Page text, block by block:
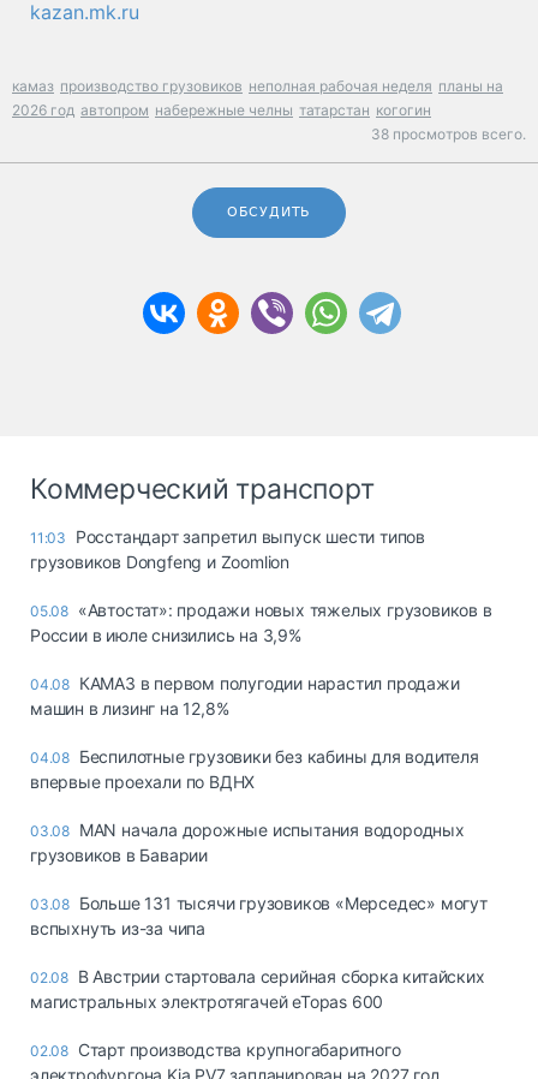
kazan.mk.ru
камаз производство грузовиков неполная рабочая неделя планы на
2026 год автопром набережные челны татарстан когогин
38 просмотров всего.
ОБСУДИТЬ
Коммерческий транспорт
11:03
Росстандарт запретил выпуск шести типов
грузовиков Dongfeng и Zoomlion
05.08 «Автостат»: продажи новых тяжелых грузовиков в
России в июле снизились на 3,9%
04.08 КАМАЗ в первом полугодии нарастил продажи
машин в лизинг на 12,8%
04.08 Беспилотные грузовики без кабины для водителя
впервые проехали по ВДНХ
03.08 MAN начала дорожные испытания водородных
грузовиков в Баварии
03.08 Больше 131 тысячи грузовиков «Мерседес» могут
вспыхнуть из-за чипа
02.08 В Австрии стартовала серийная сборка китайских
магистральных электротягачей eTopas 600
02.08 Старт производства крупногабаритного
электрофургона Kia PV7 запланирован на 2027 год